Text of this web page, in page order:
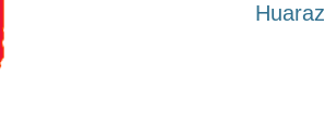
Huaraz